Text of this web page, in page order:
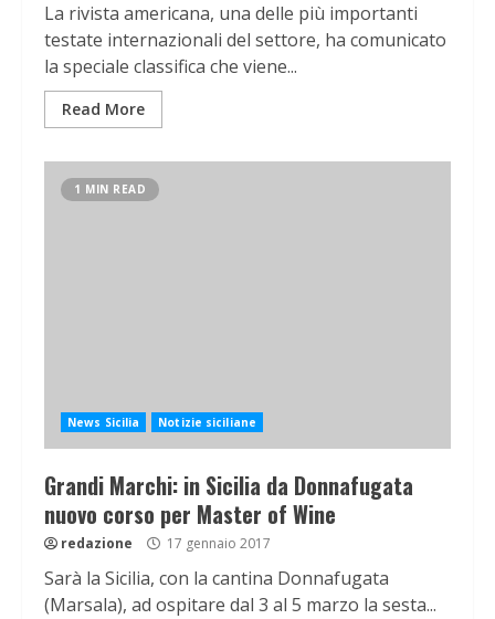
La rivista americana, una delle più importanti
testate internazionali del settore, ha comunicato
la speciale classifica che viene...
Read More
1 MIN READ
News Sicilia Notizie siciliane
Grandi Marchi: in Sicilia da Donnafugata
nuovo corso per Master of Wine
redazione 17 gennaio 2017
Sarà la Sicilia, con la cantina Donnafugata
(Marsala), ad ospitare dal 3 al 5 marzo la sesta...